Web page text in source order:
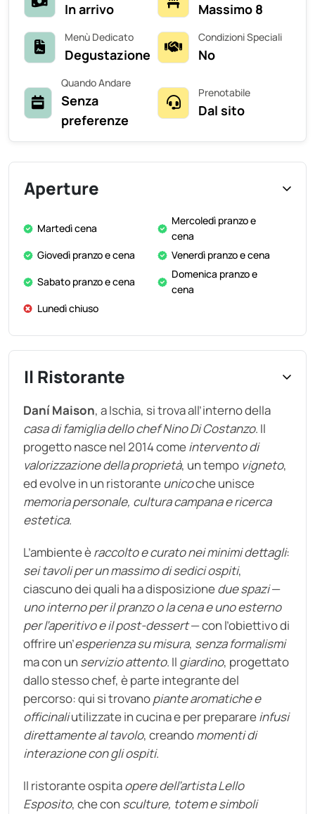
In arrivo Massimo 8
Menù Dedicato
Degustazione
Condizioni Speciali
No
Quando Andare
Senza
preferenze
Prenotabile
Dal sito
Aperture
Martedì cena
Mercoledì pranzo e
cena
Giovedì pranzo e cena
Venerdì pranzo e cena
Sabato pranzo e cena
Domenica pranzo e
cena
Lunedì chiuso
Il Ristorante
Daní Maison, a Ischia, si trova all’interno della
casa di famiglia dello chef Nino Di Costanzo. Il
progetto nasce nel 2014 comeintervento di
valorizzazione della proprietà, un tempo vigneto,
ed evolve in un ristorante unicoche unisce
memoria personale, cultura campana e ricerca
estetica.
L’ambiente èraccolto e curato nei minimi dettagli:
sei tavoli per un massimo di sedici ospiti,
ciascuno dei quali ha a disposizionedue spazi—
uno interno per il pranzo o la cena e uno esterno
per l’aperitivo e il post-dessert— con l’obiettivo di
offrire un’esperienza su misura, senza formalismi
ma con un servizio attento. Il giardino, progettato
dallo stesso chef, è parte integrante del
percorso: qui si trovanopiante aromatiche e
officinaliutilizzate in cucina e per preparareinfusi
direttamente al tavolo, creandomomenti di
interazione con gli ospiti.
Il ristorante ospitaopere dell’artista Lello
Esposito, che con sculture, totem e simboli